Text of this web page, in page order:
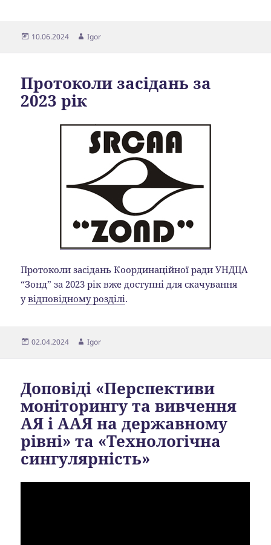
Опубліковано
10.06.2024 Автор
Igor
Протоколи засідань за
2023 рік
Протоколи засідань Координаційної ради УНДЦА
“Зонд” за 2023 рік вже доступні для скачування
увідповідному розділі.
Опубліковано
02.04.2024 Автор
Igor
Доповіді «Перспективи
моніторингу та вивчення
АЯ і ААЯ на державному
рівні» та «Технологічна
сингулярність»